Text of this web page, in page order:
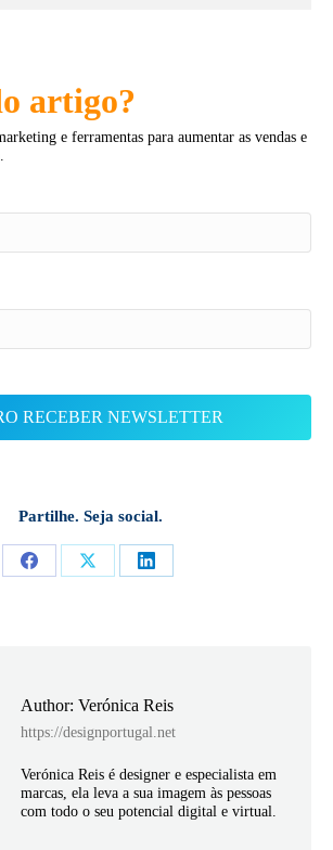
artigo?
e ferramentas para aumentar as vendas e
Partilhe. Seja social.
Share
Share
Share
Author: Verónica Reis
https://designportugal.net
Verónica Reis é designer e especialista em
marcas, ela leva a sua imagem às pessoas
com todo o seu potencial digital e virtual.